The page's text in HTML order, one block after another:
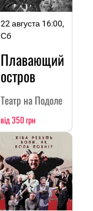
22 августа 16:00,
Сб
Плавающий
остров
Театр на Подоле
від 350 грн